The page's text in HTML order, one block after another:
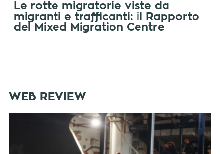
Le rotte migratorie viste da
migranti e trafficanti: il Rapporto
del Mixed Migration Centre
WEB REVIEW